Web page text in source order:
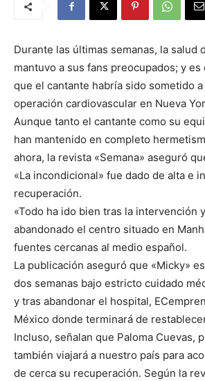
Durante las últimas semanas, la salud
mantuvo a sus fans preocupados; y
que el cantante habría sido sometido
operación cardiovascular en Nueva
Aunque tanto el cantante como su
han mantenido en completo
ahora, la revista «Semana» aseguró
«La incondicional» fue dado de alta e
recuperación.
«Todo ha ido bien tras la intervención
abandonado el centro situado en
fuentes cercanas al medio español.
La publicación aseguró que «Micky»
dos semanas bajo estricto cuidado
y tras abandonar el hospital,
México donde terminará de
Incluso, señalan que Paloma Cuevas,
también viajará a nuestro país para
de cerca su recuperación. Según la